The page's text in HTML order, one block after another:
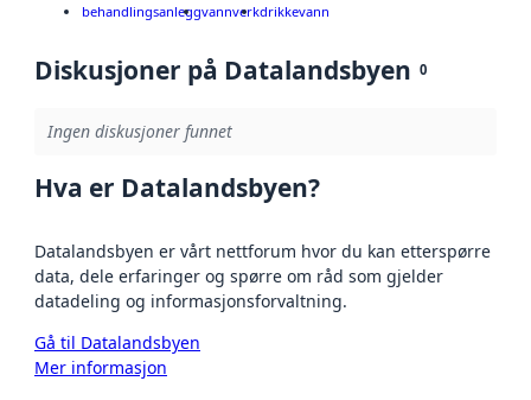
behandlingsanleggvannverkdrikkevann
Diskusjoner på Datalandsbyen 0
Ingen diskusjoner funnet
Hva er Datalandsbyen?
Datalandsbyen er vårt nettforum hvor du kan etterspørre
data, dele erfaringer og spørre om råd som gjelder
datadeling og informasjonsforvaltning.
Gå til Datalandsbyen
Mer informasjon